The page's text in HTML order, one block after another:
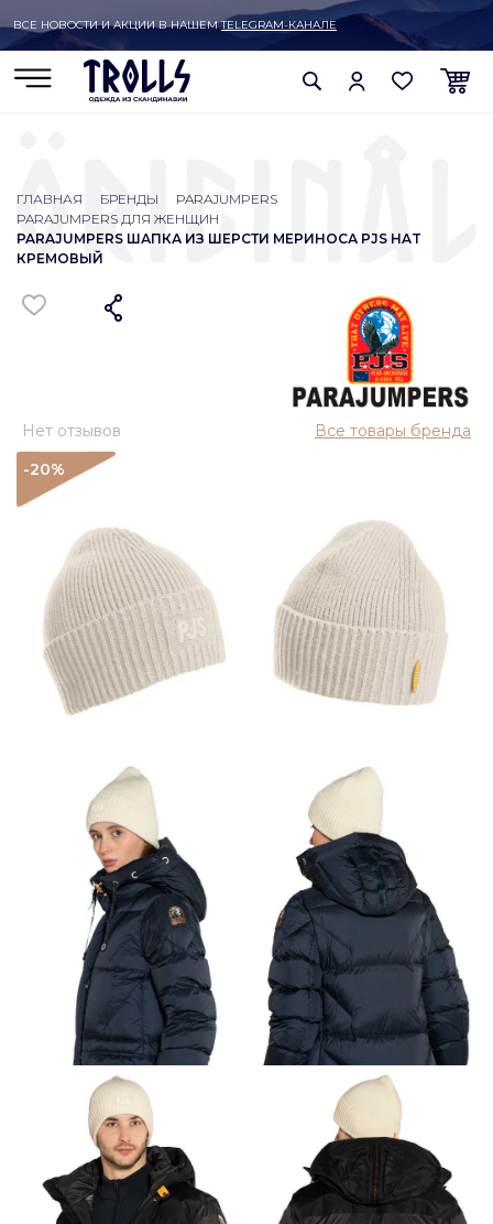
ВСЕ НОВОСТИ И АКЦИИ В НАШЕМTELEGRAM-КАНАЛЕ
ГЛАВНАЯ БРЕНДЫ
PARAJUMPERS
PARAJUMPERS ДЛЯ ЖЕНЩИН
PARAJUMPERS ШАПКА ИЗ ШЕРСТИ МЕРИНОСА PJS HAT
КРЕМОВЫЙ
Нет отзывов
Все товары бренда
-20%